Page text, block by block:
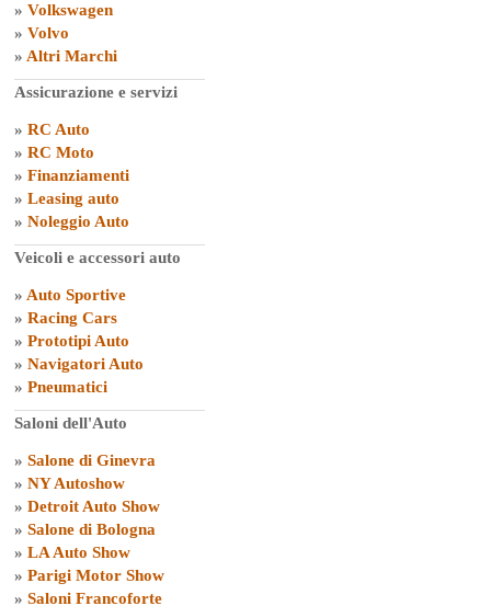
» Volkswagen
» Volvo
» Altri Marchi
Assicurazione e servizi
» RC Auto
» RC Moto
» Finanziamenti
» Leasing auto
» Noleggio Auto
Veicoli e accessori auto
» Auto Sportive
» Racing Cars
» Prototipi Auto
» Navigatori Auto
» Pneumatici
Saloni dell'Auto
» Salone di Ginevra
» NY Autoshow
» Detroit Auto Show
» Salone di Bologna
» LA Auto Show
» Parigi Motor Show
» Saloni Francoforte